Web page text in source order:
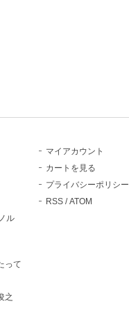
ル
って
之
マイアカウント
カートを見る
プライバシーポリシー
RSS /ATOM